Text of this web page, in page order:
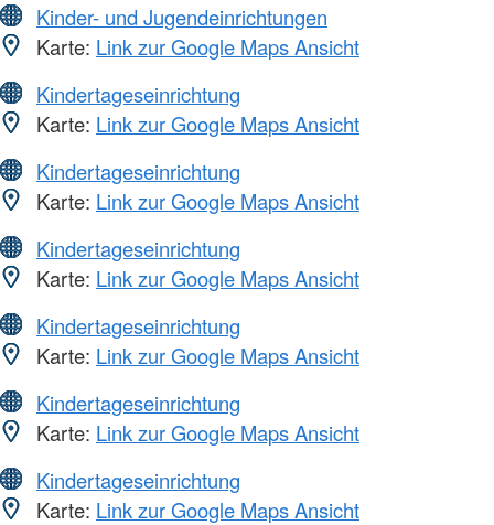
Kinder- und Jugendeinrichtungen
Karte: Link zur Google Maps Ansicht
Kindertageseinrichtung
Karte: Link zur Google Maps Ansicht
Kindertageseinrichtung
Karte: Link zur Google Maps Ansicht
Kindertageseinrichtung
Karte: Link zur Google Maps Ansicht
Kindertageseinrichtung
Karte: Link zur Google Maps Ansicht
Kindertageseinrichtung
Karte: Link zur Google Maps Ansicht
Kindertageseinrichtung
Karte: Link zur Google Maps Ansicht